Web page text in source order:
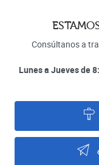
Consúltanos a
Lunes a Jueves de